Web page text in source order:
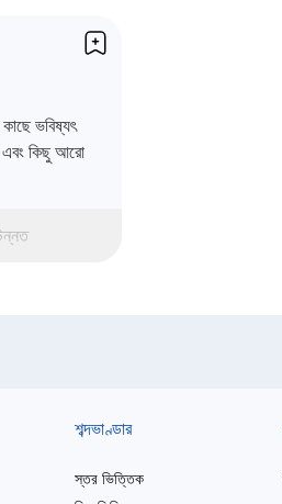
ভবিষ্যৎ
এবং কিছু আরো
শব্দভাণ্ডার
স্তর ভিত্তিক